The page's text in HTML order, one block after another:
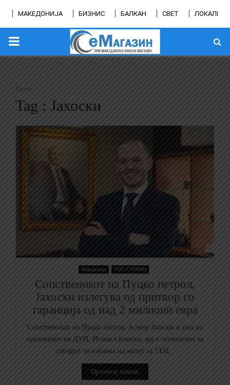
МАКЕДОНИЈА БИЗНИС БАЛКАН СВЕТ ЛОКАЛНО
PRIMARY
Home
Tag : Јахоски
Македонија ТОП СТОРИИ
Сопственикот на Пуцко петрол,
Јахоски излегува од притвор со
гаранција од над 2 милиони евра
Сопственикот на Пуцко петрол, Асмир Јахоски и син на
пратеникот на ДУИ, Исмаил Јахоски, кој е осомничен за
случајот за набавка на мазут за ТЕЦ...
Прочитај повеќе